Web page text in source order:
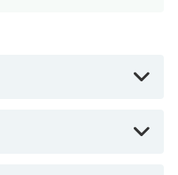
fra Kiruna Folkets